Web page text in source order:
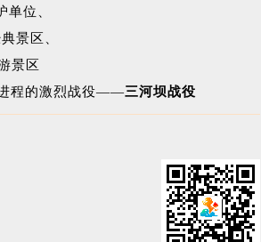
单位、
景区、
景区
程的激烈战役——三河坝战役